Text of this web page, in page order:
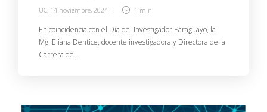
UC, 14 noviembre, 2024 1 min
En coincidencia con el Día del Investigador Paraguayo, la
Mg. Eliana Dentice, docente investigadora y Directora de la
Carrera de…